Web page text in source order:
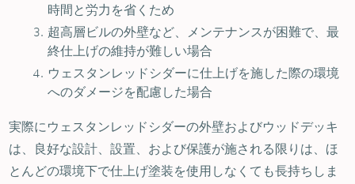
時間と労力を省くため
超高層ビルの外壁など、メンテナンスが困難で、最
終仕上げの維持が難しい場合
ウェスタンレッドシダーに仕上げを施した際の環境
へのダメージを配慮した場合
実際にウェスタンレッドシダーの外壁およびウッドデッキ
は、良好な設計、設置、および保護が施される限りは、ほ
とんどの環境下で仕上げ塗装を使用しなくても長持ちしま